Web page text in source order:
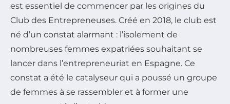
est essentiel de commencer par les origines du
Club des Entrepreneuses. Créé en 2018, le club est
né d’un constat alarmant : l’isolement de
nombreuses femmes expatriées souhaitant se
lancer dans l’entrepreneuriat en Espagne. Ce
constat a été le catalyseur qui a poussé un groupe
de femmes à se rassembler et à former une